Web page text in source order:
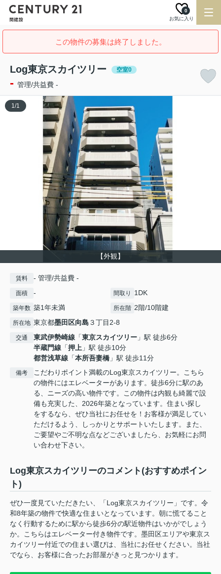
お気に入り
0
この物件の募集は終了しました。
Log東京スカイツリー 空室0
- 管理/共益費 -
【外観】
1/1
賃料 - 管理/共益費 -
面積 - 間取り 1DK
築年数 築1年未満 所在階 2階/10階建
所在地 東京都墨田区向島 ３丁目2-8
交通 東武伊勢崎線 「東京スカイツリー 」駅 徒歩6分
半蔵門線 「押上 」駅 徒歩10分
都営浅草線 「本所吾妻橋 」駅 徒歩11分
備考
こだわりポイント満載のLog東京スカイツリー。こちら
の物件にはエレベーターがあります。徒歩6分に駅のあ
る、ニーズの高い物件です。この物件は内観も綺麗で設
備も充実した、2026年築となっています。住まい探し
をするなら、ぜひ当社にお任せを！お客様が満足してい
ただけるよう、しっかりとサポートいたします。また、
ご要望やご不明な点などございましたら、お気軽にお問
い合わせ下さい。
Log東京スカイツリーのコメント(おすすめポイン
ト)
ぜひ一度見ていただきたい、「Log東京スカイツリー」です。令
和8年築の物件で快適な住まいとなっています。朝に慌てること
なく行動するために駅から徒歩6分の駅近物件はいかがでしょう
か。こちらはエレベーター付き物件です。墨田区エリアや東京ス
カイツリー付近での住まい選びは、当社にお任せください。当社
でなら、お客様に合ったお部屋がきっと見つかります。